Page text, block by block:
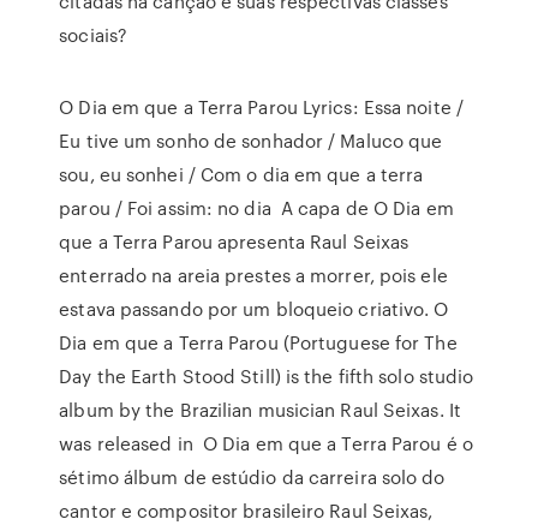
sociais?
O Dia em que a Terra Parou Lyrics: Essa noite /
Eu tive um sonho de sonhador / Maluco que
sou, eu sonhei / Com o dia em que a terra
parou / Foi assim: no dia A capa de O Dia em
que a Terra Parou apresenta Raul Seixas
enterrado na areia prestes a morrer, pois ele
estava passando por um bloqueio criativo. O
Dia em que a Terra Parou (Portuguese for The
Day the Earth Stood Still) is the fifth solo studio
album by the Brazilian musician Raul Seixas. It
was released in O Dia em que a Terra Parou é o
sétimo álbum de estúdio da carreira solo do
cantor e compositor brasileiro Raul Seixas,